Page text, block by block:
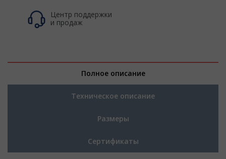
Центр поддержки
и продаж
Полное описание
Техническое описание
Размеры
Сертификаты